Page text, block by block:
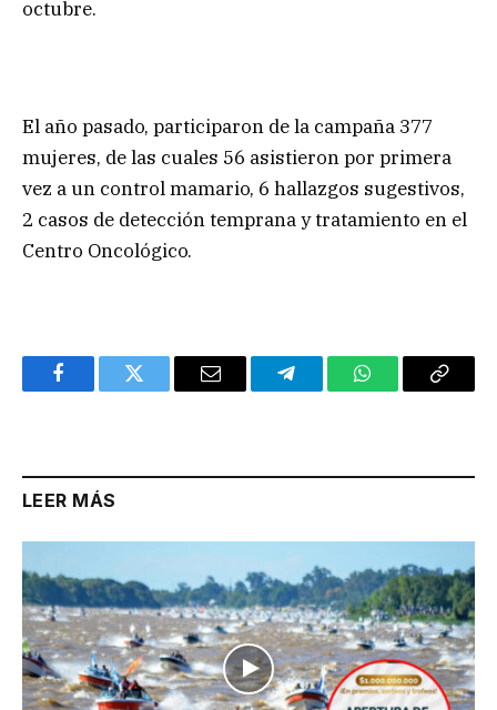
octubre.
El año pasado, participaron de la campaña 377
mujeres, de las cuales 56 asistieron por primera
vez a un control mamario, 6 hallazgos sugestivos,
2 casos de detección temprana y tratamiento en el
Centro Oncológico.
FacebookTwitter Email TelegramWhatsAppCopy
LEER MÁS